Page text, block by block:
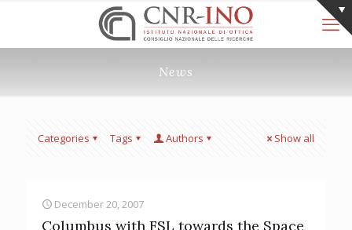
News
Categories Tags Authors Show all
December 20, 2007
Columbus with FSL towards the Space